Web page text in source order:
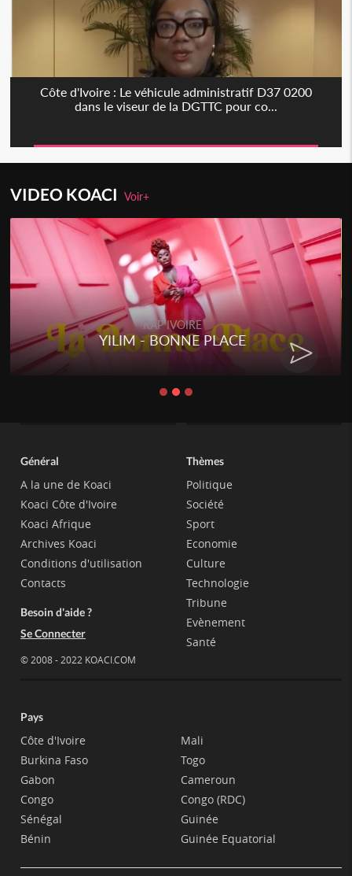
Côte d'Ivoire : Le véhicule administratif D37 0200
dans le viseur de la DGTTC pour co...
VIDEO KOACIVoir+
RAP IVOIRE
RENARD BARAKISSA - DOS DE
CHAT
Général
A la une de Koaci
Koaci Côte d'Ivoire
Koaci Afrique
Archives Koaci
Conditions d'utilisation
Contacts
Besoin d'aide ?
Se Connecter
© 2008 - 2022 KOACI.COM
Thèmes
Politique
Société
Sport
Economie
Culture
Technologie
Tribune
Evènement
Santé
Pays
Côte d'Ivoire
Burkina Faso
Gabon
Congo
Sénégal
Bénin
Mali
Togo
Cameroun
Congo (RDC)
Guinée
Guinée Equatorial